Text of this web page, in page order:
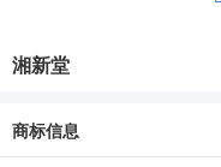
湘新堂
商标信息